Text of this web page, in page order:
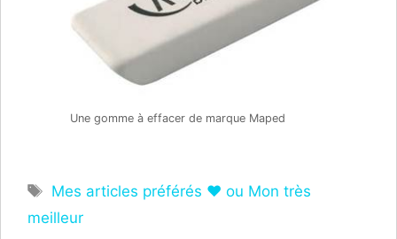
Une gomme à effacer de marque Maped
Étiquettes
Mes articles préférés ❤ ou Mon très
meilleur